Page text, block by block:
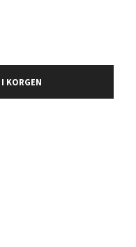
KORGEN